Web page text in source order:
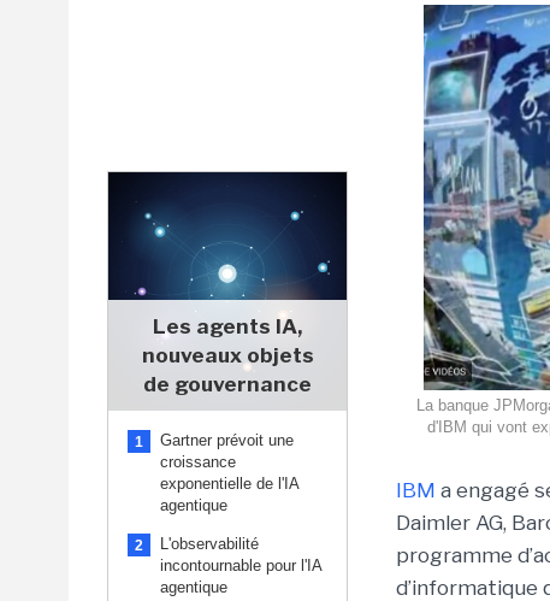
Les agents IA,
nouveaux objets
de gouvernance
1
Gartner prévoit une
croissance
exponentielle de l'IA
agentique
2
L'observabilité
incontournable pour l'IA
agentique
La banque
d'IBM qui vont
IBM a engagé
Daimler AG,
programme
d’informatique